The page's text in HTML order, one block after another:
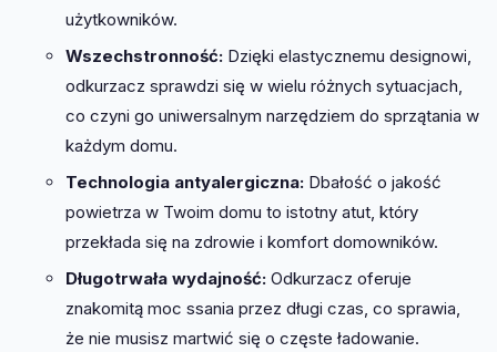
użytkowników.
Wszechstronność: Dzięki elastycznemu designowi,
odkurzacz sprawdzi się w wielu różnych sytuacjach,
co czyni go uniwersalnym narzędziem do sprzątania w
każdym domu.
Technologia antyalergiczna: Dbałość o jakość
powietrza w Twoim domu to istotny atut, który
przekłada się na zdrowie i komfort domowników.
Długotrwała wydajność: Odkurzacz oferuje
znakomitą moc ssania przez długi czas, co sprawia,
że nie musisz martwić się o częste ładowanie.